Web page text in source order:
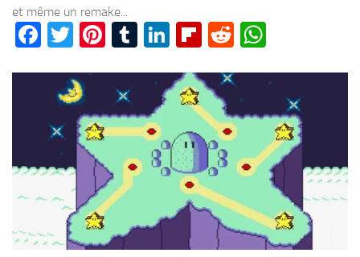
et même un remake...
Facebook
Twitter
Pinterest
Tumblr
LinkedIn
Flipboard
Reddit